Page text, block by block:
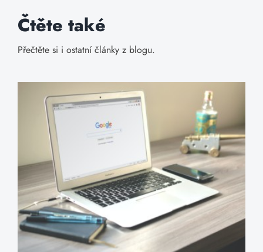
Čtěte také
Přečtěte si i ostatní články z blogu.